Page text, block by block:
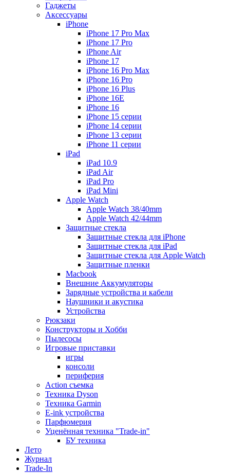
Гаджеты
Аксессуары
iPhone
iPhone 17 Pro Max
iPhone 17 Pro
iPhone Air
iPhone 17
iPhone 16 Pro Max
iPhone 16 Pro
iPhone 16 Plus
iPhone 16E
iPhone 16
iPhone 15 серии
iPhone 14 серии
iPhone 13 серии
iPhone 11 серии
iPad
iPad 10.9
iPad Air
iPad Pro
iPad Mini
Apple Watch
Apple Watch 38/40mm
Apple Watch 42/44mm
Защитные стекла
Защитные стекла для iPhone
Защитные стекла для iPad
Защитные стекла для Apple Watch
Защитные пленки
Macbook
Внешние Аккумуляторы
Зарядные устройства и кабели
Наушники и акустика
Устройства
Рюкзаки
Конструкторы и Хобби
Пылесосы
Игровые приставки
игры
консоли
периферия
Action съемка
Техника Dyson
Техника Garmin
E-ink устройства
Парфюмерия
Уценённая техника "Trade-in"
БУ техника
Лето
Журнал
Trade-In